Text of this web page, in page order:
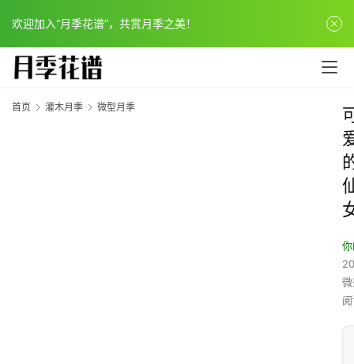
欢迎加入“月季花谱”，共赏月季之美！
首页 灌木月季 微型月季